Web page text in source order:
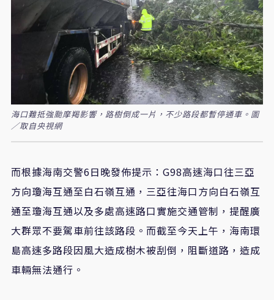
海口難抵強颱摩羯影響，路樹倒成一片，不少路段都暫停通車。圖
／取自央視網
而根據海南交警6日晚發佈提示：G98高速海口往三亞
方向瓊海互通至白石嶺互通，三亞往海口方向白石嶺互
通至瓊海互通以及多處高速路口實施交通管制，提醒廣
大群眾不要駕車前往該路段。而截至今天上午，海南環
島高速多路段因風大造成樹木被刮倒，阻斷道路，造成
車輛無法通行。